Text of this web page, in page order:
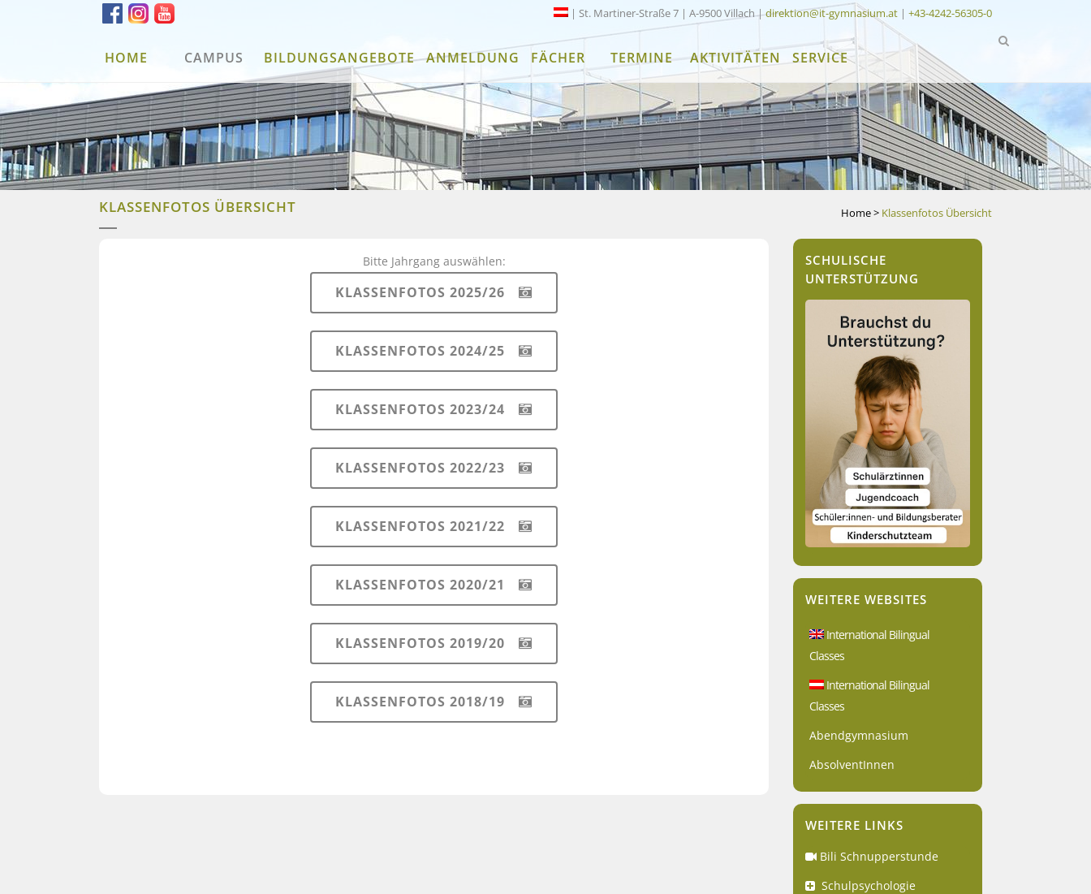
| St. Martiner-Straße 7 | A-9500 Villach |direktion@it-gymnasium.at | +43-4242-56305-0
HOME CAMPUS BILDUNGSANGEBOTE ANMELDUNG FÄCHER TERMINE AKTIVITÄTEN SERVICE
KLASSENFOTOS ÜBERSICHT Home> Klassenfotos Übersicht
Bitte Jahrgang auswählen:
KLASSENFOTOS 2025/26
KLASSENFOTOS 2024/25
KLASSENFOTOS 2023/24
KLASSENFOTOS 2022/23
KLASSENFOTOS 2021/22
KLASSENFOTOS 2020/21
KLASSENFOTOS 2019/20
KLASSENFOTOS 2018/19
SCHULISCHE
UNTERSTÜTZUNG
WEITERE WEBSITES
International Bilingual
Classes
International Bilingual
Classes
Abendgymnasium
AbsolventInnen
WEITERE LINKS
Bili Schnupperstunde
Schulpsychologie